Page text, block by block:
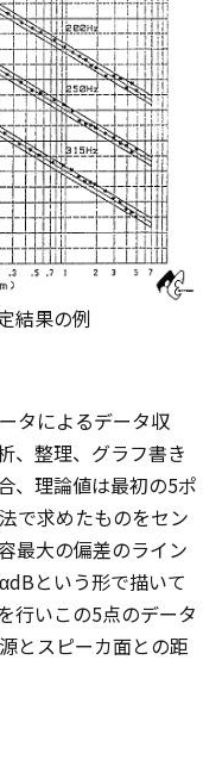
結果の例
タによるデータ収
、整理、グラフ書き
、理論値は最初の5ポ
で求めたものをセン
最大の偏差のライン
という形で描いて
行いこの5点のデータ
とスピーカ面との距